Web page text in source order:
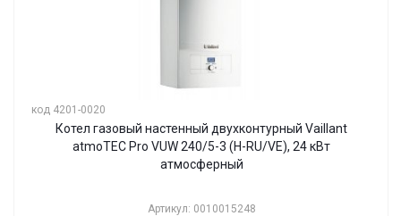
код 4201-0020
Котел газовый настенный двухконтурный Vaillant
atmoTEC Pro VUW 240/5-3 (H-RU/VE), 24 кВт
атмосферный
Артикул: 0010015248